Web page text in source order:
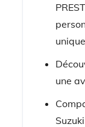
unique
une